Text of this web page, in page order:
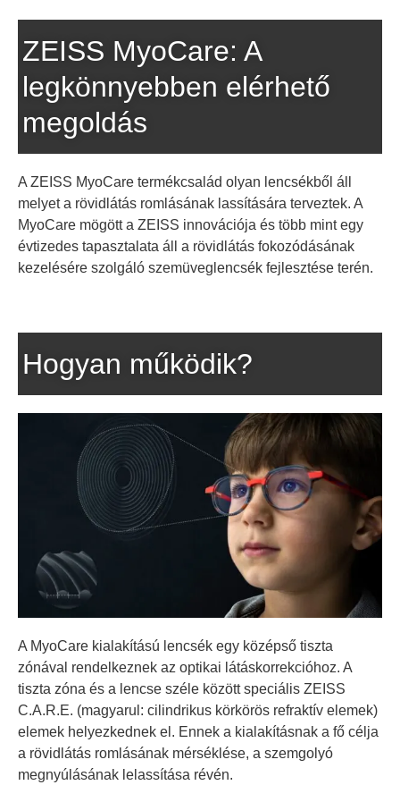
ZEISS MyoCare: A
legkönnyebben elérhető
megoldás
A ZEISS MyoCare termékcsalád olyan lencsékből áll
melyet a rövidlátás romlásának lassítására terveztek. A
MyoCare mögött a ZEISS innovációja és több mint egy
évtizedes tapasztalata áll a rövidlátás fokozódásának
kezelésére szolgáló szemüveglencsék fejlesztése terén.
Hogyan működik?
A MyoCare kialakítású lencsék egy középső tiszta
zónával rendelkeznek az optikai látáskorrekcióhoz. A
tiszta zóna és a lencse széle között speciális ZEISS
C.A.R.E. (magyarul: cilindrikus körkörös refraktív elemek)
elemek helyezkednek el. Ennek a kialakításnak a fő célja
a rövidlátás romlásának mérséklése, a szemgolyó
megnyúlásának lelassítása révén.